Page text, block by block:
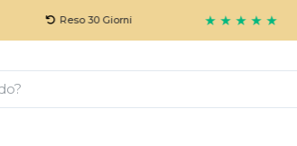
Reso 30 Giorni ★ ★ ★ ★ ★